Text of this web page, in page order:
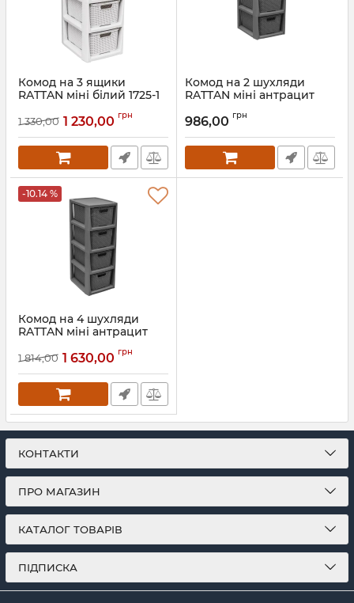
Комод на 3 ящики
RATTAN міні білий 1725-1
1 330,00 1 230,00 грн
Комод на 2 шухляди
RATTAN міні антрацит
Артикул: 1727.1
986,00 грн
-10.14 %
Комод на 4 шухляди
RATTAN міні антрацит
Артикул: 1726.1
1 814,00 1 630,00 грн
КОНТАКТИ
ПРО МАГАЗИН
КАТАЛОГ ТОВАРІВ
ПІДПИСКА